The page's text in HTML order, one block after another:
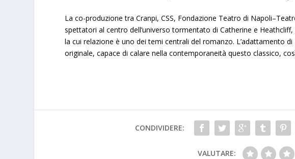
La co-produzione tra Cranpi, CSS, Fondazione Teatro di
spettatori al centro dell’universo tormentato di Catherine e
la cui relazione è uno dei temi centrali del romanzo. L’adattamento
originale, capace di calare nella contemporaneità questo classico,
CONDIVIDERE:
VALUTARE: